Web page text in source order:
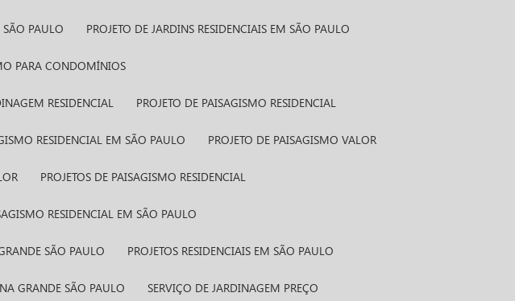
SÃO PAULO PROJETO DE JARDINS RESIDENCIAIS EM SÃO PAULO
PARA CONDOMÍNIOS
RESIDENCIAL PROJETO DE PAISAGISMO RESIDENCIAL
RESIDENCIAL EM SÃO PAULO PROJETO DE PAISAGISMO VALOR
PROJETOS DE PAISAGISMO RESIDENCIAL
RESIDENCIAL EM SÃO PAULO
SÃO PAULO PROJETOS RESIDENCIAIS EM SÃO PAULO
GRANDE SÃO PAULO SERVIÇO DE JARDINAGEM PREÇO